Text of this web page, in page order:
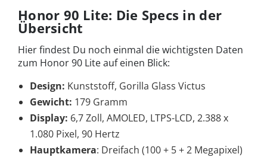
Honor 90 Lite: Die Specs in der
Übersicht
Hier findest Du noch einmal die wichtigsten Daten
zum Honor 90 Lite auf einen Blick:
Design: Kunststoff, Gorilla Glass Victus
Gewicht: 179 Gramm
Display: 6,7 Zoll, AMOLED, LTPS-LCD, 2.388 x
1.080 Pixel, 90 Hertz
Hauptkamera: Dreifach (100 + 5 + 2 Megapixel)